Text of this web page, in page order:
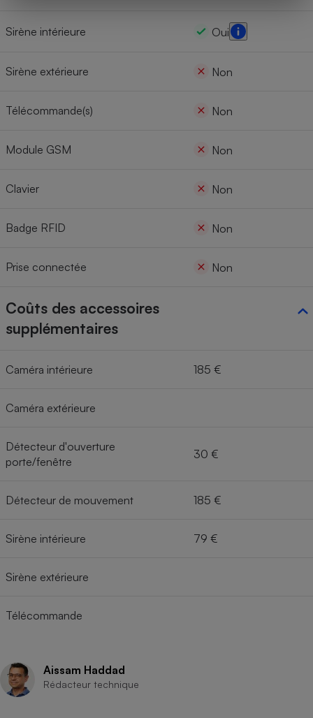
Sirène intérieure Oui
Sirène extérieure Non
Télécommande(s) Non
Module GSM Non
Clavier Non
Badge RFID Non
Prise connectée Non
Coûts des accessoires
supplémentaires
Caméra intérieure 185 €
Caméra extérieure
Détecteur d'ouverture
porte/fenêtre
30 €
Détecteur de mouvement 185 €
Sirène intérieure 79 €
Sirène extérieure
Télécommande
Aissam Haddad
Rédacteur technique